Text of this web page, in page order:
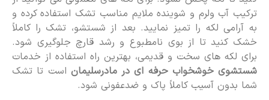
ترکیب آب ولرم و شوینده ملایم مناسب تشک استفاده کرده و
به آرامی لکه را تمیز نمایید. بعد از شستشو، تشک را کاملاً
خشک کنید تا از بوی نامطبوع و رشد قارچ جلوگیری شود.
برای لکه های سخت و قدیمی، بهترین راه استفاده از خدمات
شستشوی خوشخواب حرفه ای در مادرسلیماناست تا تشک
شما بدون آسیب کاملاً پاک و ضدعفونی شود.